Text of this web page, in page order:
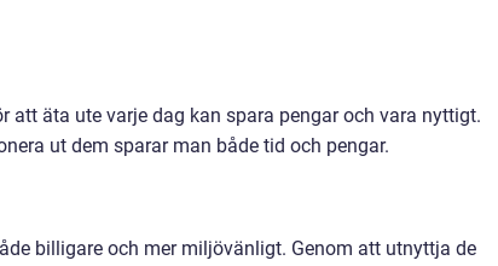
äta ute varje dag kan spara pengar och vara nyttigt.
ut dem sparar man både tid och pengar.
billigare och mer miljövänligt. Genom att utnyttja de